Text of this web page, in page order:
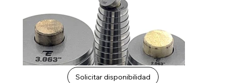
Solicitar disponibilidad